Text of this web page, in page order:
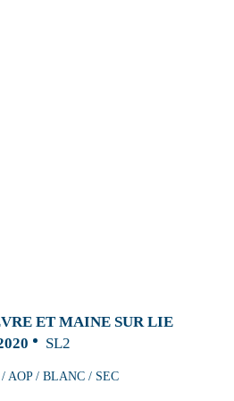
ET MAINE SUR LIE
SL2
AOP / BLANC / SEC